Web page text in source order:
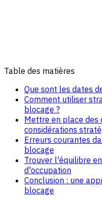
Table des matières
Que sont les dates
Comment utiliser
blocage ?
Mettre en place des
considérations
Erreurs courantes
blocage
Trouver l'équilibre
d'occupation
Conclusion : une
blocage